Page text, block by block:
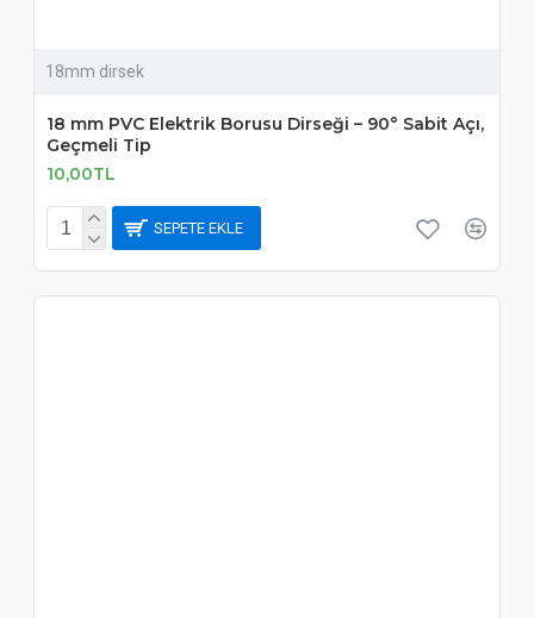
18mm dirsek
18 mm PVC Elektrik Borusu Dirseği – 90° Sabit Açı,
Geçmeli Tip
10,00TL
SEPETE EKLE